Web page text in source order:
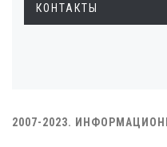
КОНТАКТЫ
2007-2023.